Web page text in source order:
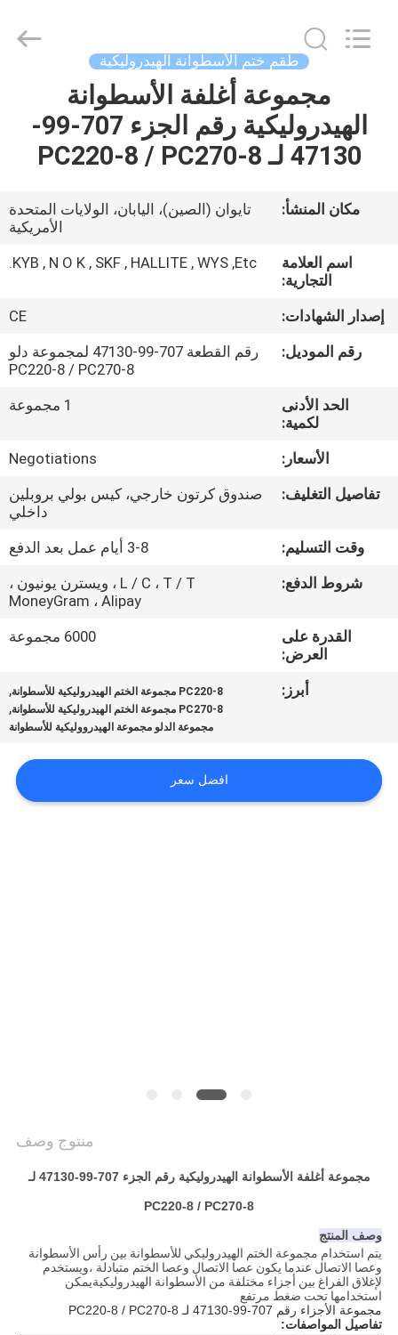
المنتجات
حول
في
المعمل
ضبط
الجودة
اتصل
أخبار
جميع
اقتباس
طقم ختم الأسطوانة الهيدروليكية
مجموعة أغلفة الأسطوانة
الهيدروليكية رقم الجزء 707-99-
47130 لـ PC220-8 / PC270-8
مكان المنشأ:
تايوان (الصين)، اليابان، الولايات المتحدة
الأمريكية
اسم العلامة
التجارية:
KYB , N O K , SKF , HALLITE , WYS ,Etc.
إصدار الشهادات:
CE
رقم الموديل:
رقم القطعة 707-99-47130 لمجموعة دلو
PC220-8 / PC270-8
الحد الأدنى
لكمية:
1 مجموعة
الأسعار:
Negotiations
تفاصيل التغليف:
صندوق كرتون خارجي، كيس بولي بروبلين
داخلي
وقت التسليم:
3-8 أيام عمل بعد الدفع
شروط الدفع:
L / C ، T / T ، ويسترن يونيون ،
MoneyGram ، Alipay
القدرة على
العرض:
6000 مجموعة
أبرز: PC220-8 مجموعة الختم الهيدروليكية للأسطوانة ,
PC270-8 مجموعة الختم الهيدروليكية للأسطوانة ,
مجموعة الدلو مجموعة الهيدرووليكية للأسطوانة
افضل سعر
منتوج وصف
مجموعة أغلفة الأسطوانة الهيدروليكية رقم الجزء 707-99-47130 لـ
PC220-8 / PC270-8
وصف المنتج
يتم استخدام مجموعة الختم الهيدروليكي للأسطوانة بين رأس الأسطوانة
وعصا الاتصال عندما يكون عصا الاتصال وعصا الختم متبادلة ،ويستخدم
لإغلاق الفراغ بين أجزاء مختلفة من الأسطوانة الهيدروليكيةيمكن
استخدامها تحت ضغط مرتفع
مجموعة الأجزاء رقم 707-99-47130 لـ PC220-8 / PC270-8
تفاصيل المواصفات: